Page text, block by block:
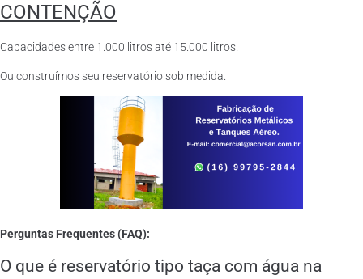
CONTENÇÃO
Capacidades entre 1.000 litros até 15.000 litros.
Ou construímos seu reservatório sob medida.
Perguntas Frequentes (FAQ):
O que é reservatório tipo taça com água na